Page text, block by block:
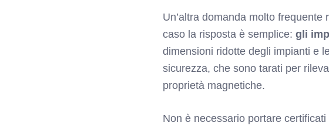
Un’altra domanda molto
caso la risposta è semplice:gli
dimensioni ridotte degli impianti e
sicurezza, che sono tarati per
proprietà magnetiche.
Non è necessario portare